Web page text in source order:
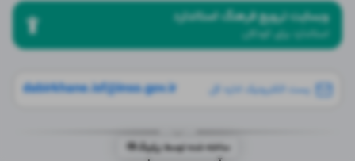
وبسایت ترویج فرهنگ استاندارد
استاندارد برای کودکان
پست الکترونیک اداره کل dabirkhane.isf@inso.gov.ir
ساخته شده توسط